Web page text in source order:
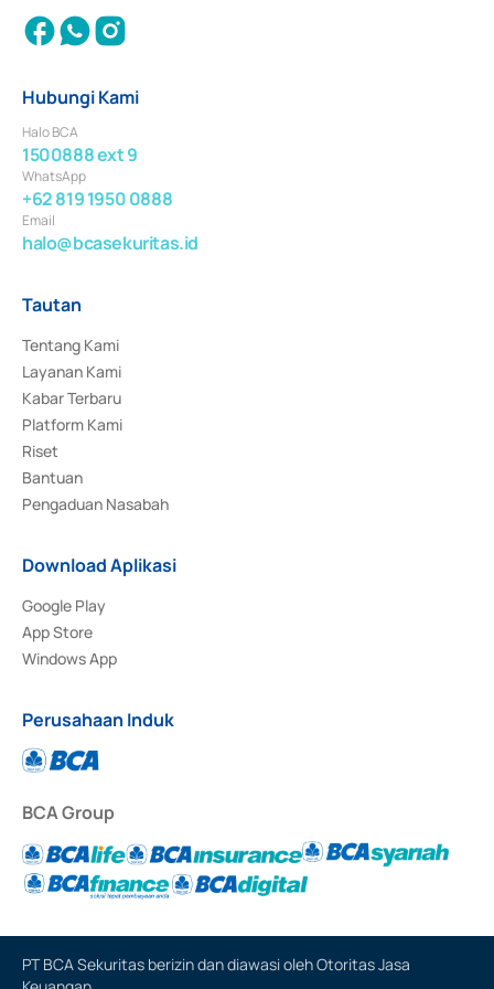
Hubungi Kami
Halo BCA
1500888 ext 9
WhatsApp
+62 819 1950 0888
Email
halo@bcasekuritas.id
Tautan
Tentang Kami
Layanan Kami
Kabar Terbaru
Platform Kami
Riset
Bantuan
Pengaduan Nasabah
Download Aplikasi
Google Play
App Store
Windows App
Perusahaan Induk
BCA Group
PT BCA Sekuritas berizin dan diawasi oleh Otoritas Jasa